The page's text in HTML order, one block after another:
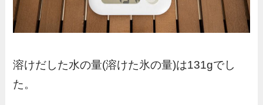
溶けだした水の量(溶けた氷の量)は131gでし
た。